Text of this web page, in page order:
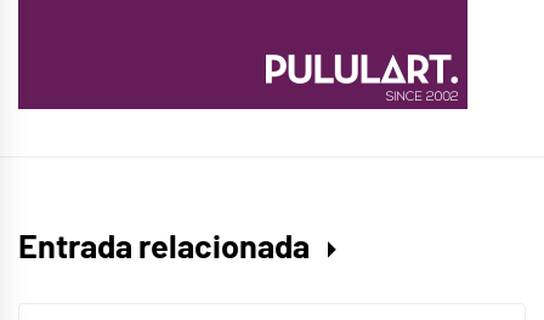
Entrada relacionada